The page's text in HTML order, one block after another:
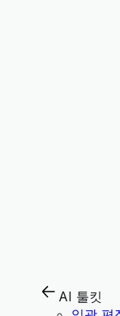
AI 툴킷